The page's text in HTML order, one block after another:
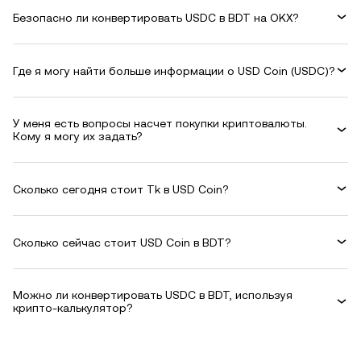
Безопасно ли конвертировать USDC в BDT на OKX?
Где я могу найти больше информации о USD Coin (USDC)?
У меня есть вопросы насчет покупки криптовалюты.
Кому я могу их задать?
Сколько сегодня стоит Tk в USD Coin?
Сколько сейчас стоит USD Coin в BDT?
Можно ли конвертировать USDC в BDT, используя
крипто-калькулятор?